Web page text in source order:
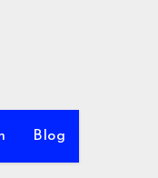
Blog